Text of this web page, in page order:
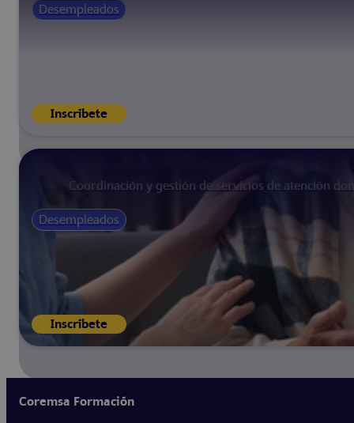
Desempleados
Inscríbete
Coordinación y gestión de servicios de atención
Desempleados
Inscríbete
Coremsa Formación